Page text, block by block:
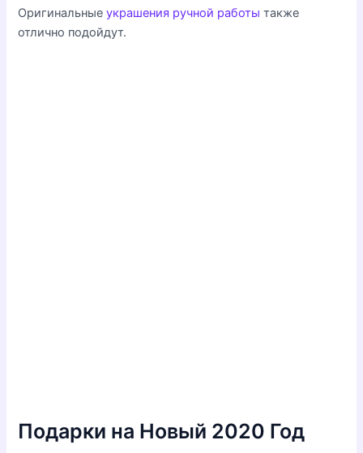
Оригинальныеукрашения ручной работы также
отлично подойдут.
Подарки на Новый 2020 Год